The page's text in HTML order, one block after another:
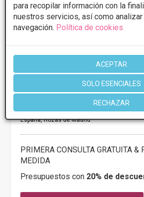
para recopilar información con la
nuestros servicios, así como
navegación. Política de cookies
ACEPTAR
SOLO ESENCIALES
RECHAZAR
Dra. Mariela Barroso Clinica
50 Opiniones
Clínica Reabel: Calle Copenhague,12,
Local 3, 28232. Las Rozas, Madrid,
España, Rozas de Madrid
PRIMERA CONSULTA GRATUITA &
MEDIDA
Presupuestos con 20% de